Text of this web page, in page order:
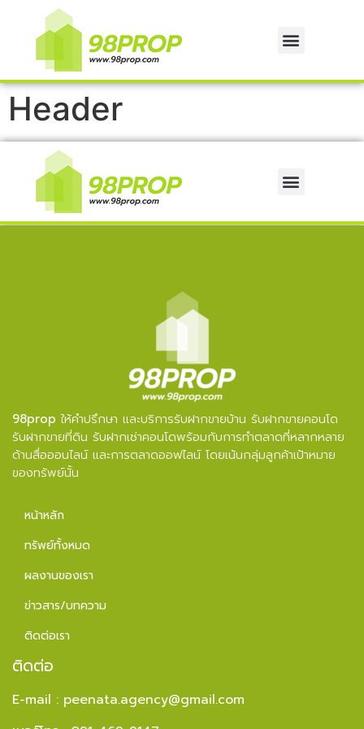
Header
98prop ให้คำปรึกษา และบริการรับฝากขายบ้าน รับฝากขายคอนโด
รับฝากขายที่ดิน รับฝากเช่าคอนโดพร้อมกับการทำตลาดที่หลากหลาย
ด้านสื่อออนไลน์ และการตลาดออฟไลน์ โดยเน้นกลุ่มลูกค้าเป้าหมาย
ของทรัพย์นั้น
หน้าหลัก
ทรัพย์ทั้งหมด
ผลงานของเรา
ข่าวสาร/บทความ
ติดต่อเรา
ติดต่อ
E-mail : peenata.agency@gmail.com